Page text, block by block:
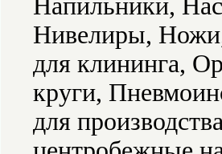
Напильники,
Нивелиры,
для клининга,
круги,
для